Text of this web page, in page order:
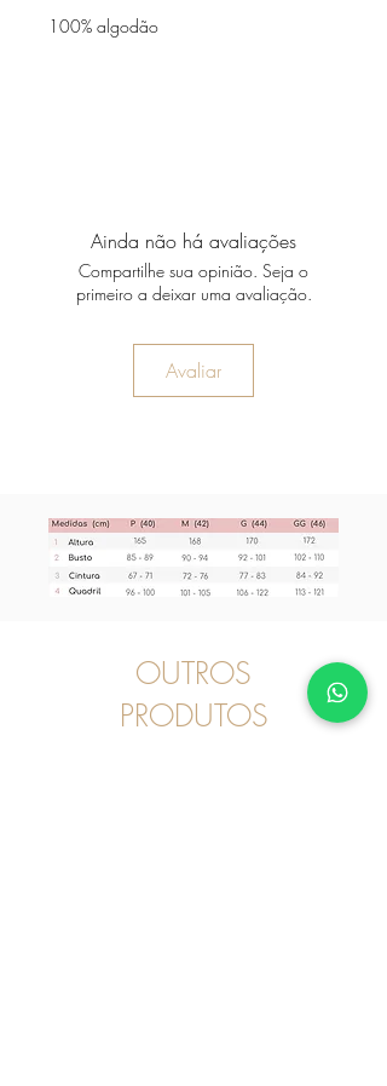
100% algodão
Ainda não há avaliações
Compartilhe sua opinião. Seja o
primeiro a deixar uma avaliação.
Avaliar
OUTROS
PRODUTOS